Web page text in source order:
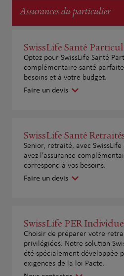
Assurances du particulier
SwissLife Santé
Optez pour SwissLife Santé
complémentaire santé
besoins et à votre budget.
Faire un devis
SwissLife Santé
Senior, retraité, avec SwissLife
avez l'assurance
correspond à vos besoins.
Faire un devis
SwissLife PER
Choisir de préparer votre
privilégiées. Notre solution
été spécialement développée
exigences de la loi Pacte.